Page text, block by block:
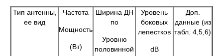
Тип антенны,
ее вид
Частота
Мощность
(Вт)
Ширина ДН
по
Уровню
половинной
Уровень
боковых
лепестков
dB
Доп.
данные (из
табл. 4,5,6)